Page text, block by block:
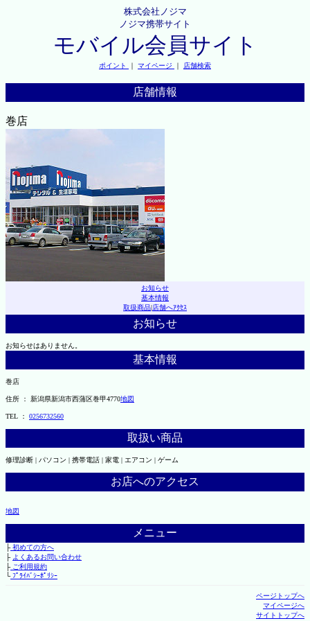
株式会社ノジマ
ノジマ携帯サイト
モバイル会員サイト
ポイント ｜ マイページ ｜ 店舗検索
店舗情報
巻店
お知らせ
基本情報
取扱商品|店舗へｱｸｾｽ
お知らせ
お知らせはありません。
基本情報
巻店
住所 ： 新潟県新潟市西蒲区巻甲4770地図
TEL ： 0256732560
取扱い商品
修理診断 | パソコン | 携帯電話 | 家電 | エアコン | ゲーム
お店へのアクセス
地図
メニュー
├初めての方へ
├ よくあるお問い合わせ
├ご利用規約
└ﾌﾟﾗｲﾊﾞｼｰﾎﾟﾘｼｰ
ページトップへ
マイページへ
サイトトップへ